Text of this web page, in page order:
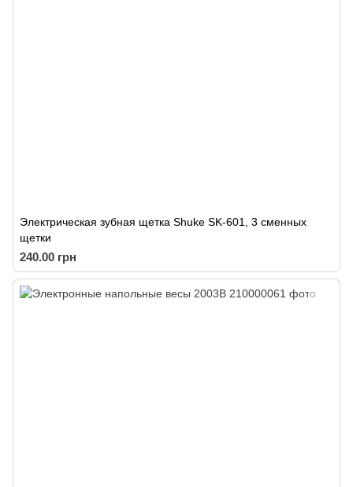
Электрическая зубная щетка Shuke SK-601, 3 сменных
щетки
240.00 грн